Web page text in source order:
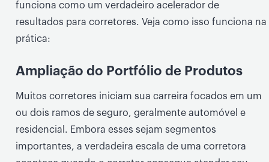
funciona como um verdadeiro acelerador de
resultados para corretores. Veja como isso funciona na
prática:
Ampliação do Portfólio de Produtos
Muitos corretores iniciam sua carreira focados em um
ou dois ramos de seguro, geralmente automóvel e
residencial. Embora esses sejam segmentos
importantes, a verdadeira escala de uma corretora